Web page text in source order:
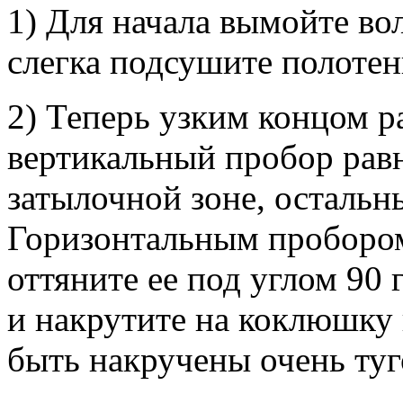
1) Для начала вымойте
слегка подсушите
2) Теперь узким концом
вертикальный пробор
затылочной зоне,
Горизонтальным
оттяните ее под углом 90
и накрутите на
быть накручены очень